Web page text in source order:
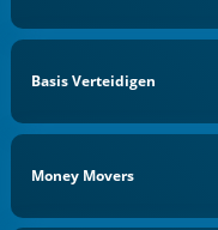
Basis Verteidigen
Money Movers